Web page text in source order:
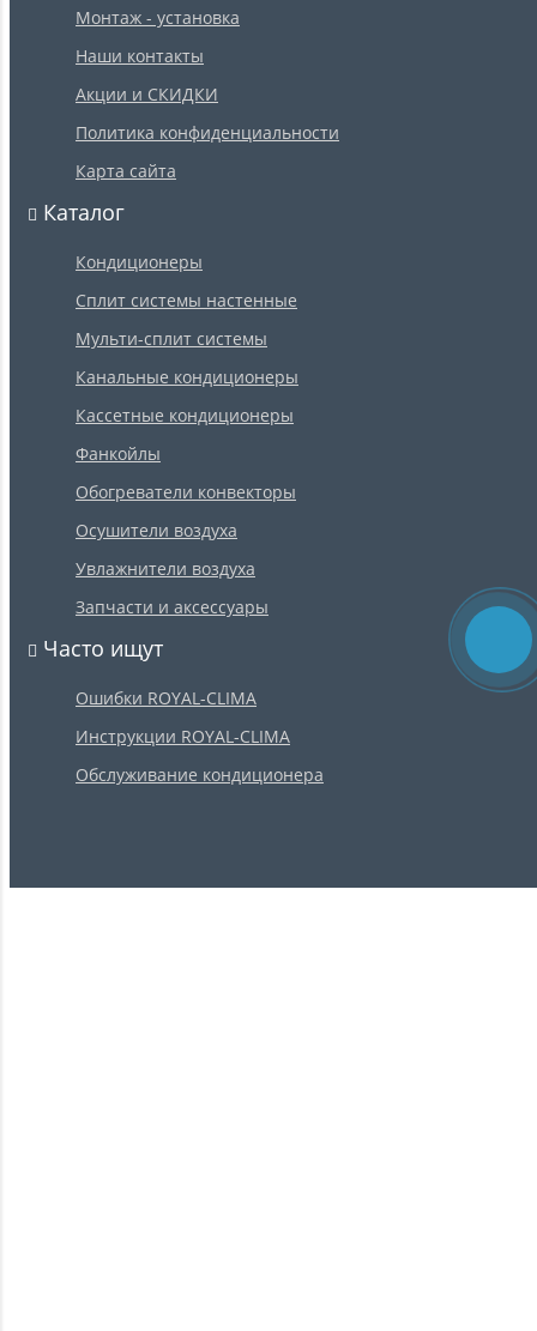
Монтаж - установка
Наши контакты
Акции и СКИДКИ
Политика конфиденциальности
Карта сайта
Каталог
Кондиционеры
Сплит системы настенные
Мульти-сплит системы
Канальные кондиционеры
Кассетные кондиционеры
Фанкойлы
Обогреватели конвекторы
Осушители воздуха
Увлажнители воздуха
Запчасти и аксессуары
Часто ищут
Ошибки ROYAL-CLIMA
Инструкции ROYAL-CLIMA
Обслуживание кондиционера